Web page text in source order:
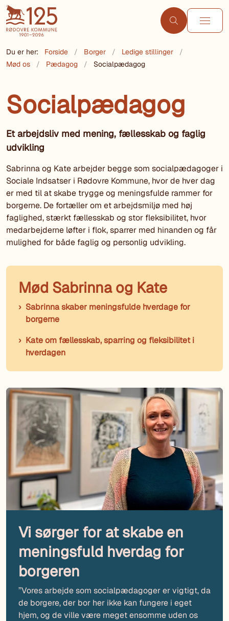
Du er her: Forside Borger
Ledige stillinger
Mød os
Pædagog Socialpædagog
Socialpædagog
Et arbejdsliv med mening, fællesskab og faglig
udvikling
Sabrinna og Kate arbejder begge som socialpædagoger i
Sociale Indsatser i Rødovre Kommune, hvor de hver dag
er med til at skabe trygge og meningsfulde rammer for
borgerne. De fortæller om et arbejdsmiljø med høj
faglighed, stærkt fællesskab og stor fleksibilitet, hvor
medarbejderne løfter i flok, sparrer med hinanden og får
mulighed for både faglig og personlig udvikling.
Mød Sabrinna og Kate
Sabrinna skaber meningsfulde hverdage for
borgerne
Kate om fællesskab, sparring og fleksibilitet i
hverdagen
Vi sørger for at skabe en
meningsfuld hverdag for
borgeren
’’Vores arbejde som socialpædagoger er vigtigt, da
de borgere, der bor her ikke kan fungere i eget
hjem, og de ville være meget ensomme uden os